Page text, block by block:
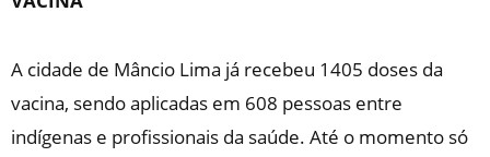
A cidade de Mâncio Lima já recebeu 1405 doses da
vacina, sendo aplicadas em 608 pessoas entre
indígenas e profissionais da saúde. Até o momento só